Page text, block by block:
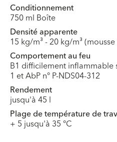
Conditionnement
750 ml Boîte
Densité apparente
15 kg/m³ - 20 kg/m³
Comportement au feu
B1 difficilement inflammable
1 et AbP n° P-NDS04-312
Rendement
jusqu'à 45 l
Plage de température de
+ 5 jusqu'à 35 °C